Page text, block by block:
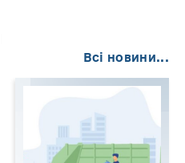
Всі новини...